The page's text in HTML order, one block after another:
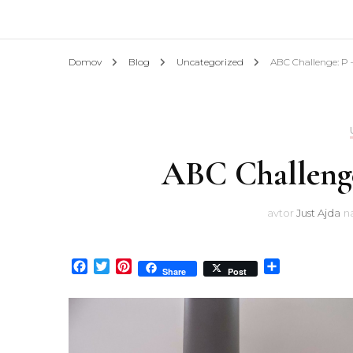
Hotel
Domov Blog Uncategorized ABC Challenge: P
ABC
avtor Just Ajda
Facebook
TwitterPinterest
Share Post